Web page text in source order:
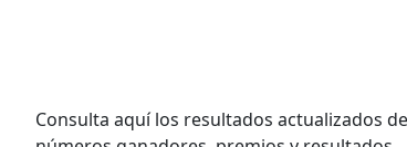
Consulta aquí los resultados actualizados